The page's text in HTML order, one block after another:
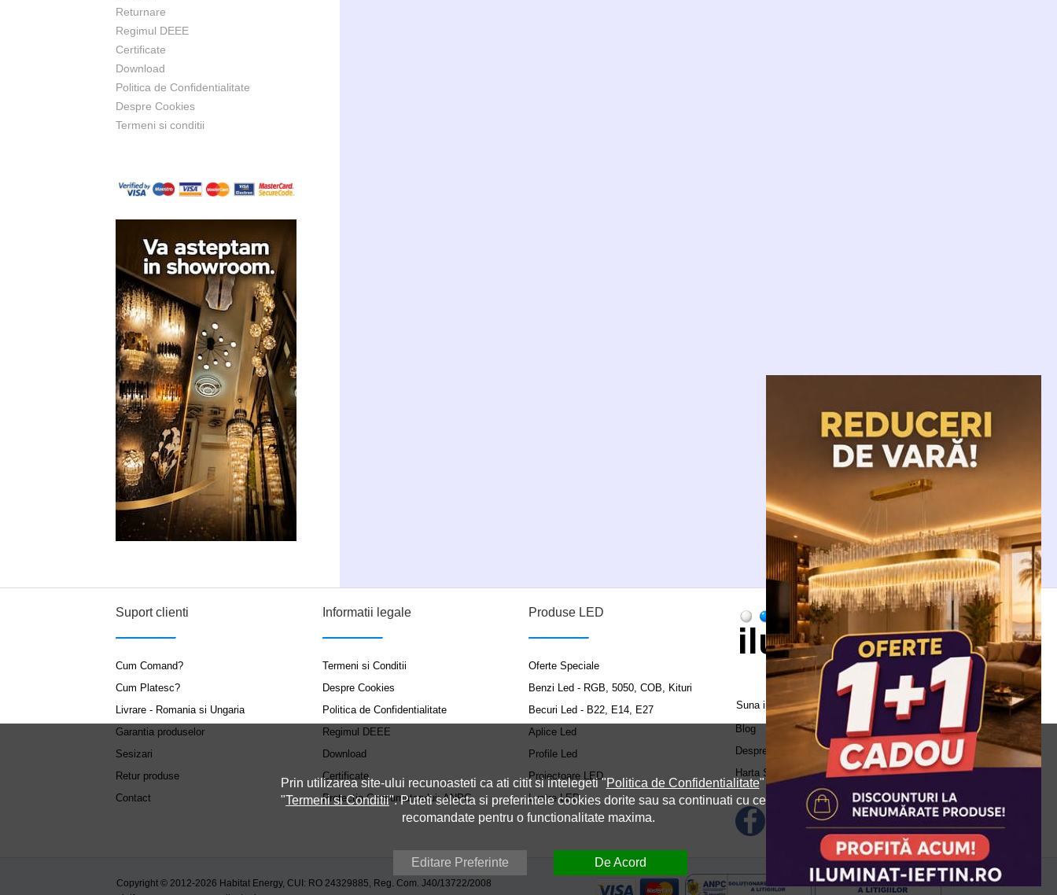
Returnare
Regimul DEEE
Certificate
Download
Politica de Confidentialitate
Despre Cookies
Termeni si conditii
Suport clienti
Cum Comand?
Cum Platesc?
Livrare - Romania si Ungaria
Garantia produselor
Sesizari
Retur produse
Contact
Informatii legale
Termeni si Conditii
Despre Cookies
Politica de Confidentialitate
Regimul DEEE
Download
Certificate
Protecția Consumatorului: ANPC
Produse LED
Oferte Speciale
Benzi Led - RGB, 5050, COB, Kituri
Becuri Led - B22, E14, E27
Aplice Led
Profile Led
Proiectoare LED
Lustre LED
Suna in call center:
0371.504.543
Blog
Despre Noi
Harta Site
Copyright © 2012-2026 Habitat Energy, CUI: RO 24329885, Reg. Com. J40/13722/2008
Prin utilizarea site-ului recunoasteti ca ati citit si intelegeti "Politica de Confidentialitate" si
"Termeni si Conditii". Puteti selecta si preferintele cookies dorite sau sa continuati cu cele
recomandate pentru o functionalitate maxima.
Editare Preferinte De Acord